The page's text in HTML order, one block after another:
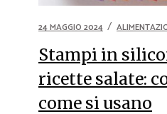
24 MAGGIO 2024
Stampi in
ricette salate:
come si usano